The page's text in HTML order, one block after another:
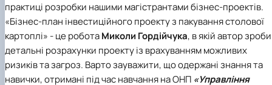
практиці розробки нашими магістрантами бізнес-проектів.
«Бізнес-план інвестиційного проекту з пакування столової
картоплі» - це роботаМиколи Гордійчука, в якій автор
детальні розрахунки проекту із врахуванням можливих
ризиків та загроз. Варто зауважити, що одержані знання та
навички, отримані під час навчання на ОНП «Управління